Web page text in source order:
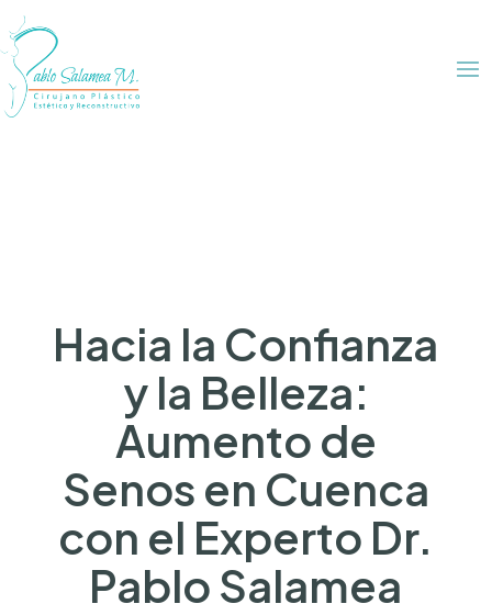
Hacia la Confianza
y la Belleza:
Aumento de
Senos en Cuenca
con el Experto Dr.
Pablo Salamea